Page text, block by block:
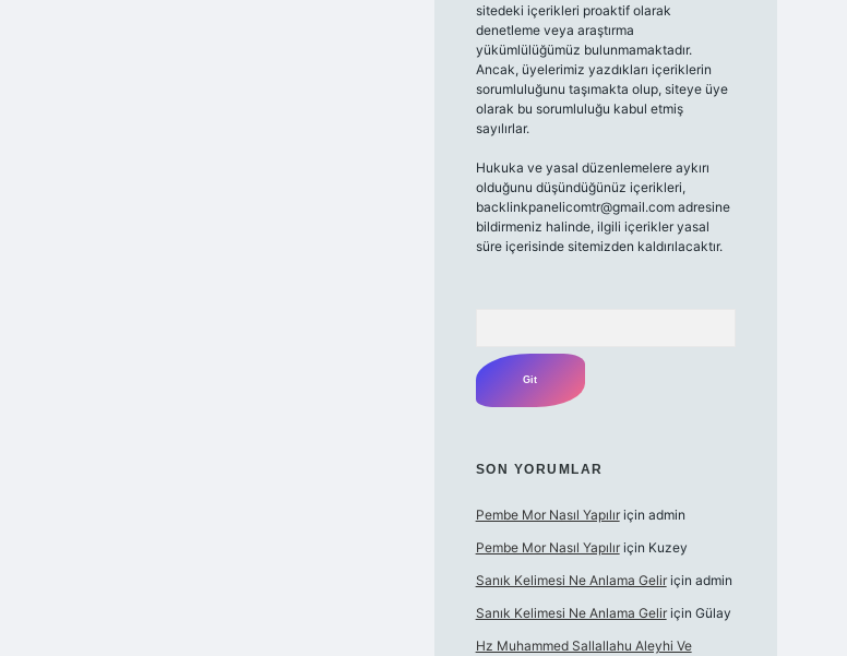
sitedeki içerikleri proaktif olarak
denetleme veya araştırma
yükümlülüğümüz bulunmamaktadır.
Ancak, üyelerimiz yazdıkları içeriklerin
sorumluluğunu taşımakta olup, siteye üye
olarak bu sorumluluğu kabul etmiş
sayılırlar.
Hukuka ve yasal düzenlemelere aykırı
olduğunu düşündüğünüz içerikleri,
backlinkpanelicomtr@gmail.comadresine
bildirmeniz halinde, ilgili içerikler yasal
süre içerisinde sitemizden kaldırılacaktır.
SON YORUMLAR
Pembe Mor Nasıl Yapılıriçin admin
Pembe Mor Nasıl Yapılıriçin Kuzey
Sanık Kelimesi Ne Anlama Geliriçin admin
Sanık Kelimesi Ne Anlama Geliriçin Gülay
Hz Muhammed Sallallahu Aleyhi Ve